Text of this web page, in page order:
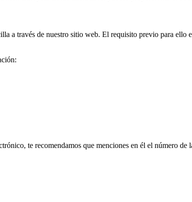
a través de nuestro sitio web. El requisito previo para ello
te recomendamos que menciones en él el número de